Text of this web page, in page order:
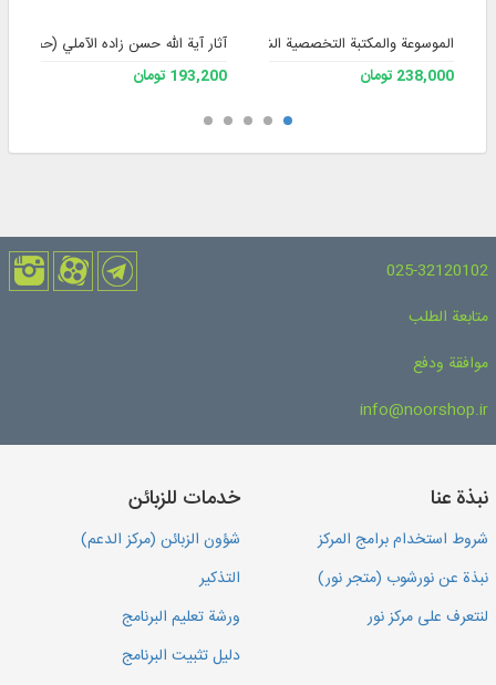
الموسوعة والمكتبة التخصصية الشاملة للفقه 3
238,000 تومان
آثار آية الله حسن زاده الآملي (حفظه
193,200 تومان
025-32120102
متابعة الطلب
موافقة ودفع
info@noorshop.ir
نبذة عنا
شروط استخدام برامج المركز
نبذة عن نورشوب (متجر نور)
لنتعرف على مركز نور
خدمات للزبائن
شؤون الزبائن (مركز الدعم)
التذكير
ورشة تعليم البرنامج
دليل تثبيت البرنامج